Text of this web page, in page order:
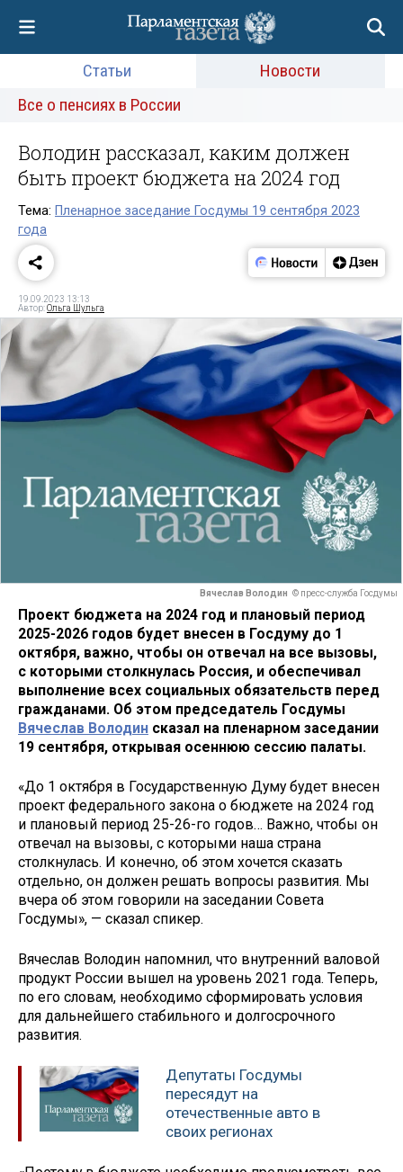
Статьи
Новости
Все о пенсиях в России
Володин рассказал, каким должен
быть проект бюджета на 2024 год
Тема: Пленарное заседание Госдумы 19 сентября 2023
года
19.09.2023 13:13
Автор:Ольга Шульга
Вячеслав Володин © пресс-служба Госдумы
Проект бюджета на 2024 год и плановый период
2025-2026 годов будет внесен в Госдуму до 1
октября, важно, чтобы он отвечал на все вызовы,
с которыми столкнулась Россия, и обеспечивал
выполнение всех социальных обязательств перед
гражданами. Об этом председатель Госдумы
Вячеслав Володин сказал на пленарном заседании
19 сентября, открывая осеннюю сессию палаты.
«До 1 октября в Государственную Думу будет внесен
проект федерального закона о бюджете на 2024 год
и плановый период 25-26-го годов… Важно, чтобы он
отвечал на вызовы, с которыми наша страна
столкнулась. И конечно, об этом хочется сказать
отдельно, он должен решать вопросы развития. Мы
вчера об этом говорили на заседании Совета
Госдумы», — сказал спикер.
Вячеслав Володин напомнил, что внутренний валовой
продукт России вышел на уровень 2021 года. Теперь,
по его словам, необходимо сформировать условия
для дальнейшего стабильного и долгосрочного
развития.
Депутаты Госдумы
пересядут на
отечественные авто в
своих регионах